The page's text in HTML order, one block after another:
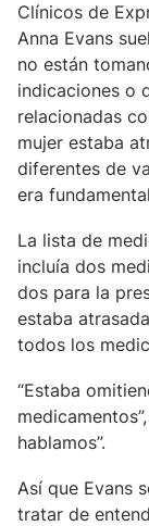
Clínicos de
Anna Evans
no están
indicaciones o
relacionadas
mujer estaba
diferentes de
era
La lista de
incluía dos
dos para la
estaba
todos los
“Estaba
hablamos”.
Así que Evans
tratar de